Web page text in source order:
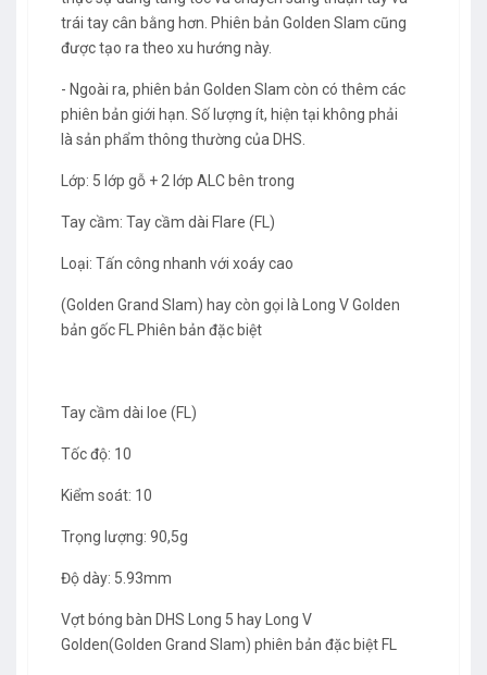
trái tay cân bằng hơn. Phiên bản Golden Slam cũng
được tạo ra theo xu hướng này.
- Ngoài ra, phiên bản Golden Slam còn có thêm các
phiên bản giới hạn. Số lượng ít, hiện tại không phải
là sản phẩm thông thường của DHS.
Lớp: 5 lớp gỗ + 2 lớp ALC bên trong
Tay cầm: Tay cầm dài Flare (FL)
Loại: Tấn công nhanh với xoáy cao
(Golden Grand Slam) hay còn gọi là Long V Golden
bản gốc FL Phiên bản đặc biệt
Tay cầm dài loe (FL)
Tốc độ: 10
Kiểm soát: 10
Trọng lượng: 90,5g
Độ dày: 5.93mm
Vợt bóng bàn DHS Long 5 hay Long V
Golden(Golden Grand Slam) phiên bản đặc biệt FL